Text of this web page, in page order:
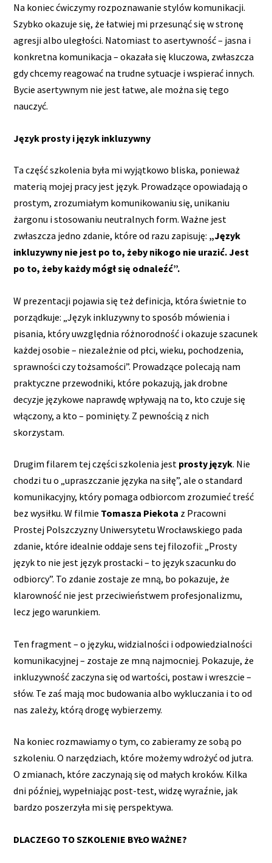
Na koniec ćwiczymy rozpoznawanie stylów komunikacji.
Szybko okazuje się, że łatwiej mi przesunąć się w stronę
agresji albo uległości. Natomiast to asertywność – jasna i
konkretna komunikacja – okazała się kluczowa, zwłaszcza
gdy chcemy reagować na trudne sytuacje i wspierać innych.
Bycie asertywnym nie jest łatwe, ale można się tego
nauczyć.
Język prosty i język inkluzywny
Ta część szkolenia była mi wyjątkowo bliska, ponieważ
materią mojej pracy jest język. Prowadzące opowiadają o
prostym, zrozumiałym komunikowaniu się, unikaniu
żargonu i stosowaniu neutralnych form. Ważne jest
zwłaszcza jedno zdanie, które od razu zapisuję: „Język
inkluzywny nie jest po to, żeby nikogo nie urazić. Jest
po to, żeby każdy mógł się odnaleźć”.
W prezentacji pojawia się też definicja, która świetnie to
porządkuje: „Język inkluzywny to sposób mówienia i
pisania, który uwzględnia różnorodność i okazuje szacunek
każdej osobie – niezależnie od płci, wieku, pochodzenia,
sprawności czy tożsamości”. Prowadzące polecają nam
praktyczne przewodniki, które pokazują, jak drobne
decyzje językowe naprawdę wpływają na to, kto czuje się
włączony, a kto – pominięty. Z pewnością z nich
skorzystam.
Drugim filarem tej części szkolenia jest prosty język. Nie
chodzi tu o „upraszczanie języka na siłę”, ale o standard
komunikacyjny, który pomaga odbiorcom zrozumieć treść
bez wysiłku. W filmie Tomasza Piekota z Pracowni
Prostej Polszczyzny Uniwersytetu Wrocławskiego pada
zdanie, które idealnie oddaje sens tej filozofii: „Prosty
język to nie jest język prostacki – to język szacunku do
odbiorcy”. To zdanie zostaje ze mną, bo pokazuje, że
klarowność nie jest przeciwieństwem profesjonalizmu,
lecz jego warunkiem.
Ten fragment – o języku, widzialności i odpowiedzialności
komunikacyjnej – zostaje ze mną najmocniej. Pokazuje, że
inkluzywność zaczyna się od wartości, postaw i wreszcie –
słów. Te zaś mają moc budowania albo wykluczania i to od
nas zależy, którą drogę wybierzemy.
Na koniec rozmawiamy o tym, co zabieramy ze sobą po
szkoleniu. O narzędziach, które możemy wdrożyć od jutra.
O zmianach, które zaczynają się od małych kroków. Kilka
dni później, wypełniając post-test, widzę wyraźnie, jak
bardzo poszerzyła mi się perspektywa.
DLACZEGO TO SZKOLENIE BYŁO WAŻNE?